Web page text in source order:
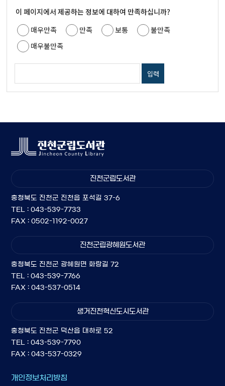
이 페이지에서 제공하는 정보에 대하여 만족하십니까?
매우만족
만족 보통
불만족
매우불만족
진천군립도서관
충청북도 진천군 진천읍 포석길 37-6
TEL : 043-539-7733
FAX : 0502-1192-0027
진천군립광혜원도서관
충청북도 진천군 광혜원면 화랑길 72
TEL : 043-539-7766
FAX : 043-537-0514
생거진천혁신도시도서관
충청북도 진천군 덕산읍 대하로 52
TEL : 043-539-7790
FAX : 043-537-0329
개인정보처리방침